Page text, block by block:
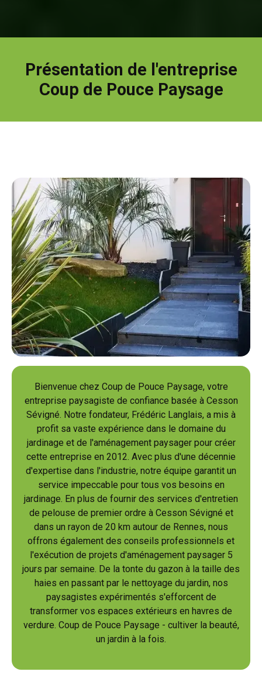
Présentation de l'entreprise
Coup de Pouce Paysage
Bienvenue chez Coup de Pouce Paysage, votre
entreprise paysagiste de confiance basée à Cesson
Sévigné. Notre fondateur, Frédéric Langlais, a mis à
profit sa vaste expérience dans le domaine du
jardinage et de l'aménagement paysager pour créer
cette entreprise en 2012. Avec plus d'une décennie
d'expertise dans l'industrie, notre équipe garantit un
service impeccable pour tous vos besoins en
jardinage. En plus de fournir des services d'entretien
de pelouse de premier ordre à Cesson Sévigné et
dans un rayon de 20 km autour de Rennes, nous
offrons également des conseils professionnels et
l'exécution de projets d'aménagement paysager 5
jours par semaine. De la tonte du gazon à la taille des
haies en passant par le nettoyage du jardin, nos
paysagistes expérimentés s'efforcent de
transformer vos espaces extérieurs en havres de
verdure. Coup de Pouce Paysage - cultiver la beauté,
un jardin à la fois.